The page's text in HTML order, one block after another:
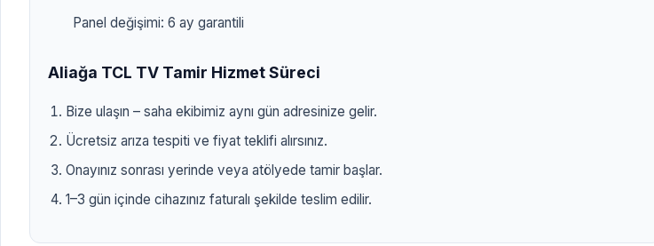
Panel değişimi: 6 ay garantili
Aliağa TCL TV Tamir Hizmet Süreci
Bize ulaşın – saha ekibimiz aynı gün adresinize gelir.
Ücretsiz arıza tespiti ve fiyat teklifi alırsınız.
Onayınız sonrası yerinde veya atölyede tamir başlar.
1–3 gün içinde cihazınız faturalı şekilde teslim edilir.